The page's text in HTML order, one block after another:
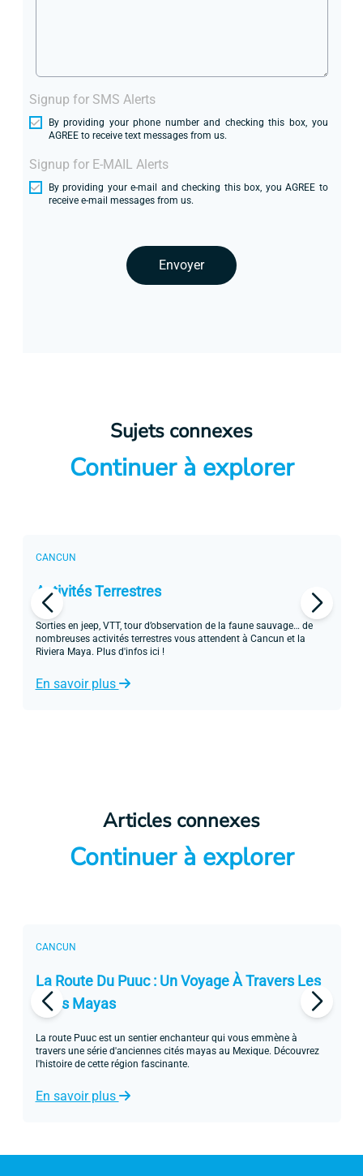
Signup for SMS Alerts
By providing your phone number and checking this box, you
AGREE to receive text messages from us.
Signup for E-MAIL Alerts
By providing your e-mail and checking this box, you AGREE to
receive e-mail messages from us.
Envoyer
Sujets connexes
Continuer à explorer
CANCUN
Activités Terrestres
Sorties en jeep, VTT, tour d’observation de la faune sauvage… de
nombreuses activités terrestres vous attendent à Cancun et la
Riviera Maya. Plus d'infos ici !
En savoir plus
Articles connexes
Continuer à explorer
CANCUN
La Route Du Puuc : Un Voyage À Travers Les
Cités Mayas
La route Puuc est un sentier enchanteur qui vous emmène à
travers une série d'anciennes cités mayas au Mexique. Découvrez
l'histoire de cette région fascinante.
En savoir plus